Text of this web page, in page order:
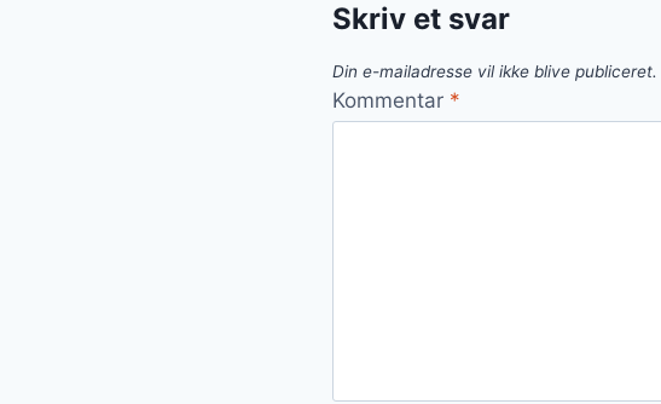
Skriv et svar
Din e-mailadresse vil ikke blive publiceret.
Kommentar *